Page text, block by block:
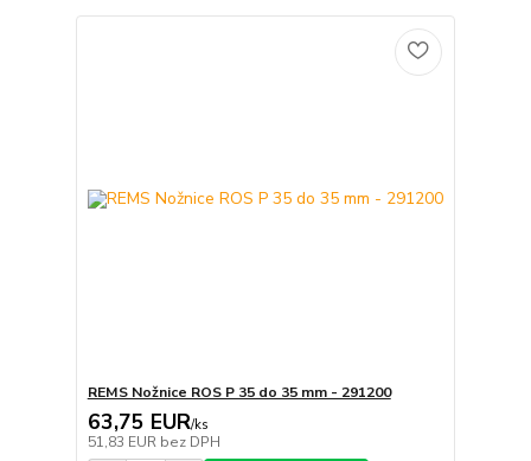
REMS Nožnice ROS P 35 do 35 mm - 291200
63,75 EUR/ks
51,83 EUR bez DPH